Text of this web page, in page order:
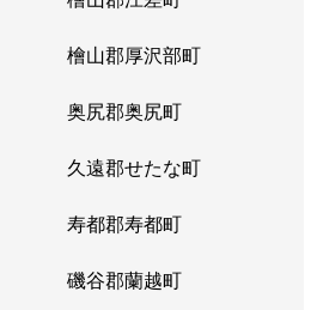
檜山郡厚沢部町
奥尻郡奥尻町
久遠郡せたな町
寿都郡寿都町
磯谷郡蘭越町